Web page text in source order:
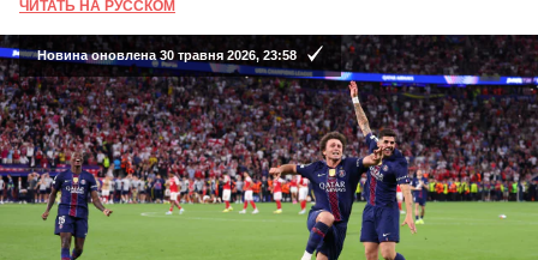
ЧИТАТЬ НА РУССКОМ
Новина оновлена 30 травня 2026, 23:58